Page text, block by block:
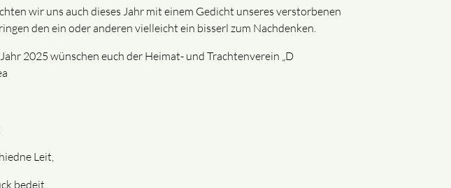
wir uns auch dieses Jahr mit einem Gedicht unseres verstorbenen
den ein oder anderen vielleicht ein bisserl zum Nachdenken.
2025 wünschen euch der Heimat- und Trachtenverein „D
Leit,
bedeit,